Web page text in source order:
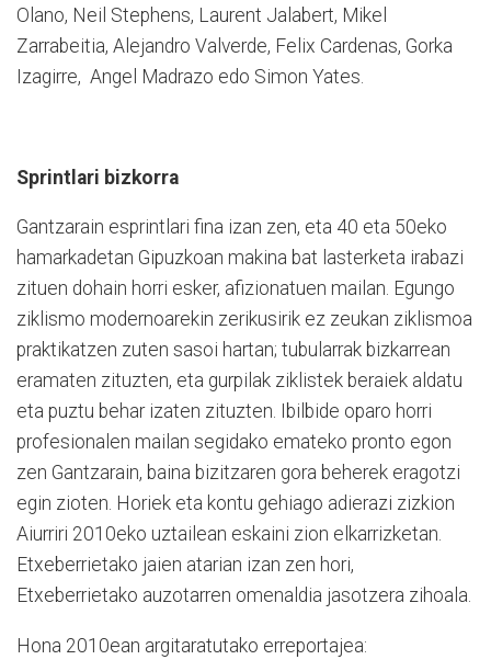
Olano, Neil Stephens, Laurent Jalabert, Mikel
Zarrabeitia, Alejandro Valverde, Felix Cardenas, Gorka
Izagirre, Angel Madrazo edo Simon Yates.
Sprintlari bizkorra
Gantzarain esprintlari fina izan zen, eta 40 eta 50eko
hamarkadetan Gipuzkoan makina bat lasterketa irabazi
zituen dohain horri esker, afizionatuen mailan. Egungo
ziklismo modernoarekin zerikusirik ez zeukan ziklismoa
praktikatzen zuten sasoi hartan; tubularrak bizkarrean
eramaten zituzten, eta gurpilak ziklistek beraiek aldatu
eta puztu behar izaten zituzten. Ibilbide oparo horri
profesionalen mailan segidako emateko pronto egon
zen Gantzarain, baina bizitzaren gora beherek eragotzi
egin zioten. Horiek eta kontu gehiago adierazi zizkion
Aiurriri 2010eko uztailean eskaini zion elkarrizketan.
Etxeberrietako jaien atarian izan zen hori,
Etxeberrietako auzotarren omenaldia jasotzera zihoala.
Hona 2010ean argitaratutako erreportajea: